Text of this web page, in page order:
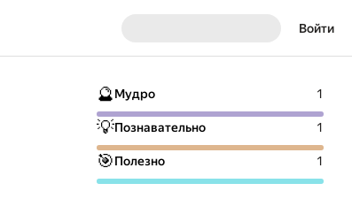
Войти
🔮Мудро 1
💡Познавательно 1
🎯Полезно 1